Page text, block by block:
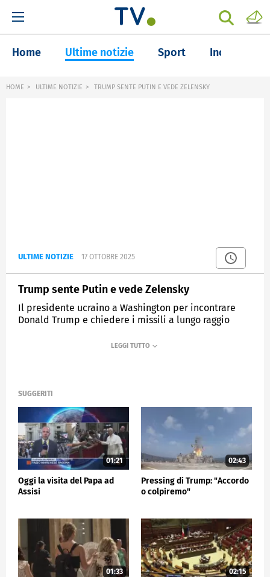
Home Ultime notizie Sport Inchieste
HOME ULTIME NOTIZIE TRUMP SENTE PUTIN E VEDE ZELENSKY
ULTIME NOTIZIE 17 OTTOBRE 2025
Trump sente Putin e vede Zelensky
Il presidente ucraino a Washington per incontrare
Donald Trump e chiedere i missili a lungo raggio
SUGGERITI
01:21
Oggi la visita del Papa ad
Assisi
02:43
Pressing di Trump: "Accordo
o colpiremo"
01:33 02:15